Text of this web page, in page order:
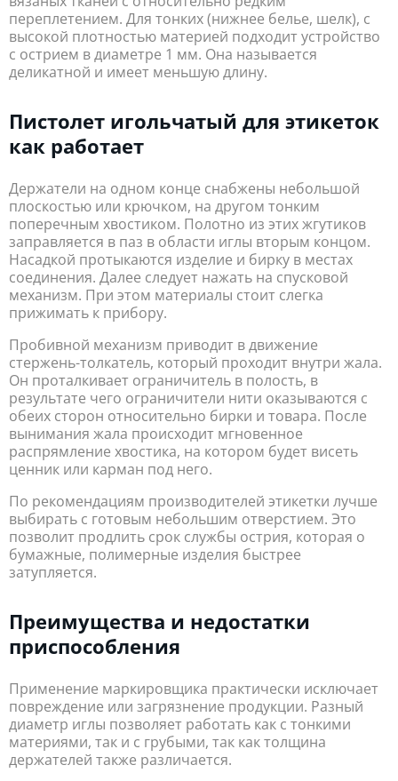
переплетением. Для тонких (нижнее белье, шелк), с
высокой плотностью материей подходит устройство
с острием в диаметре 1 мм. Она называется
деликатной и имеет меньшую длину.
Пистолет игольчатый для этикеток
как работает
Держатели на одном конце снабжены небольшой
плоскостью или крючком, на другом тонким
поперечным хвостиком. Полотно из этих жгутиков
заправляется в паз в области иглы вторым концом.
Насадкой протыкаются изделие и бирку в местах
соединения. Далее следует нажать на спусковой
механизм. При этом материалы стоит слегка
прижимать к прибору.
Пробивной механизм приводит в движение
стержень-толкатель, который проходит внутри жала.
Он проталкивает ограничитель в полость, в
результате чего ограничители нити оказываются с
обеих сторон относительно бирки и товара. После
вынимания жала происходит мгновенное
распрямление хвостика, на котором будет висеть
ценник или карман под него.
По рекомендациям производителей этикетки лучше
выбирать с готовым небольшим отверстием. Это
позволит продлить срок службы острия, которая о
бумажные, полимерные изделия быстрее
затупляется.
Преимущества и недостатки
приспособления
Применение маркировщика практически исключает
повреждение или загрязнение продукции. Разный
диаметр иглы позволяет работать как с тонкими
материями, так и с грубыми, так как толщина
держателей также различается.